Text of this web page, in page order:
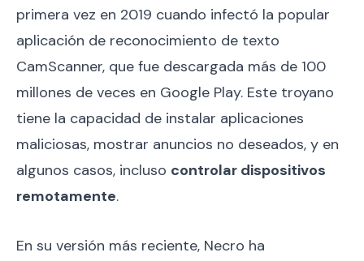
primera vez en 2019 cuando infectó la popular
aplicación de reconocimiento de texto
CamScanner, que fue descargada más de 100
millones de veces en Google Play. Este troyano
tiene la capacidad de instalar aplicaciones
maliciosas, mostrar anuncios no deseados, y en
algunos casos, incluso controlar dispositivos
remotamente.
En su versión más reciente, Necro ha